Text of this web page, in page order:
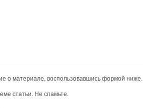
о материале, воспользовавшись формой ниже.
статьи. Не спамьте.